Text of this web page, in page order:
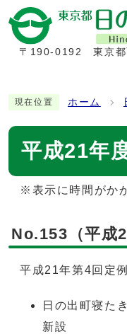
〒190-0192
東京
現在位置 ホーム
平成21年
※表示に時間がか
No.153（平成
平成21年第4回定
日の出町寝た
新設